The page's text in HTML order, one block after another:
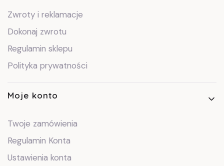
Zwroty i reklamacje
Dokonaj zwrotu
Regulamin sklepu
Polityka prywatności
Moje konto
Twoje zamówienia
Regulamin Konta
Ustawienia konta